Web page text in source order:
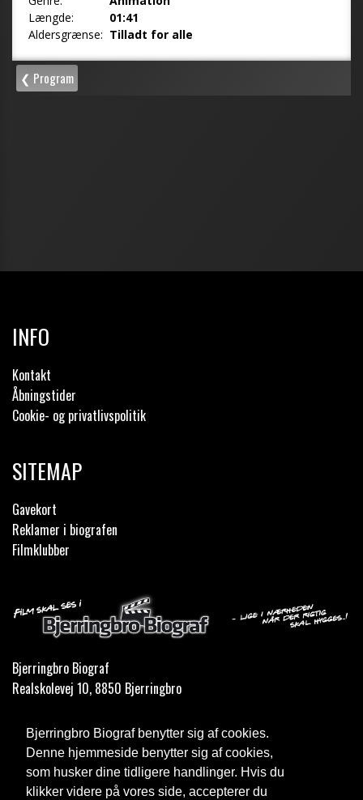
Bjerringbro Biograf benytter sig af cookies.
Denne hjemmeside benytter sig af cookies,
som husker dine tidligere handlinger. Hvis du
klikker videre på vores side, accepterer du
INFO
Kontakt
Åbningstider
Cookie- og privatlivspolitik
SITEMAP
Gavekort
Reklamer i biografen
Filmklubber
Bjerringbro Biograf
Realskolevej 10, 8850 Bjerringbro
Telefon:35 11 59 59
Email: info@bjerringbrobiograf.dk
Cookie- og privatlivspolitik